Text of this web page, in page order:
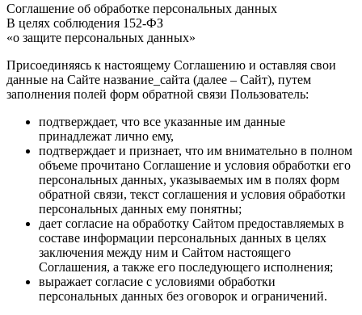
Соглашение об обработке персональных данных
В целях соблюдения 152-ФЗ
«о защите персональных данных»
Присоединяясь к настоящему Соглашению и оставляя свои
данные на Сайте название_сайта (далее – Сайт), путем
заполнения полей форм обратной связи Пользователь:
подтверждает, что все указанные им данные
принадлежат лично ему,
подтверждает и признает, что им внимательно в полном
объеме прочитано Соглашение и условия обработки его
персональных данных, указываемых им в полях форм
обратной связи, текст соглашения и условия обработки
персональных данных ему понятны;
дает согласие на обработку Сайтом предоставляемых в
составе информации персональных данных в целях
заключения между ним и Сайтом настоящего
Соглашения, а также его последующего исполнения;
выражает согласие с условиями обработки
персональных данных без оговорок и ограничений.